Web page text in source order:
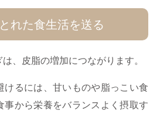
れた食生活を送る
、皮脂の増加につながります。
けるには、甘いものや脂っこい食
事から栄養をバランスよく摂取す